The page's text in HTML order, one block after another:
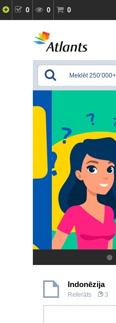
0 0 0
Indonēzija
Referāts 3